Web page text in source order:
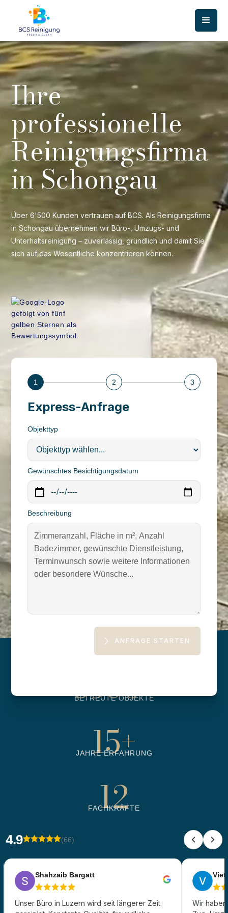
Ihre
professionelle
Reinigungsfirma
in Schongau
Über 6'500 Kunden vertrauen auf BCS. Als Reinigungsfirma
in Schongau übernehmen wir Büro-, Umzugs- und
Unterhaltsreinigung – zuverlässig, gründlich und damit Sie
sich auf das Wesentliche konzentrieren können.
1 2 3
Express-Anfrage
Objekttyp
Gewünschtes Besichtigungsdatum
Beschreibung
ANFRAGE STARTEN
6500+
BETREUTE OBJEKTE
15+
JAHRE ERFAHRUNG
12
FACHKRÄFTE
4.9 (66)
Shahzaib Bargatt
Unser Büro in Luzern wird seit längerer Zeit
Viet
Wir